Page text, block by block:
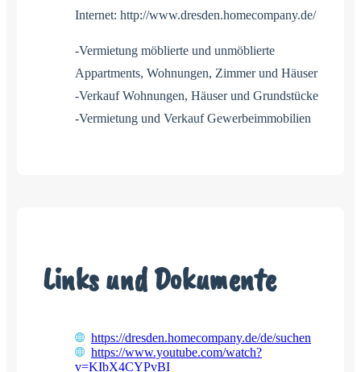
Internet: http://www.dresden.homecompany.de/
-Vermietung möblierte und unmöblierte
Appartments, Wohnungen, Zimmer und Häuser
-Verkauf Wohnungen, Häuser und Grundstücke
-Vermietung und Verkauf Gewerbeimmobilien
Links und Dokumente
https://dresden.homecompany.de/de/suchen
https://www.youtube.com/watch?
v=KIbX4CYPvBI